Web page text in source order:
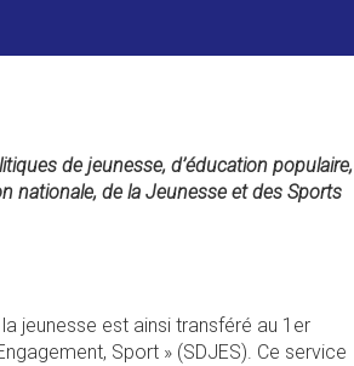
de jeunesse, d’éducation populaire,
nationale, de la Jeunesse et des Sports
jeunesse est ainsi transféré au 1er
Sport » (SDJES). Ce service